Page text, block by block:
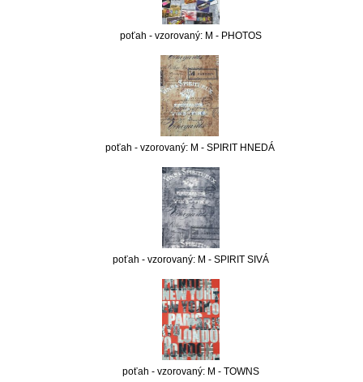
poťah - vzorovaný: M - PHOTOS
poťah - vzorovaný: M - SPIRIT HNEDÁ
poťah - vzorovaný: M - SPIRIT SIVÁ
poťah - vzorovaný: M - TOWNS